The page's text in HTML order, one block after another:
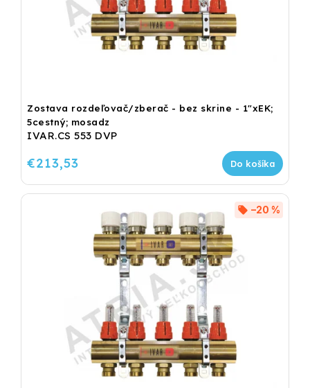
Zostava rozdeľovač/zberač - bez skrine - 1"xEK;
5cestný; mosadz
IVAR.CS 553 DVP
€213,53 Do košíka
–20 %